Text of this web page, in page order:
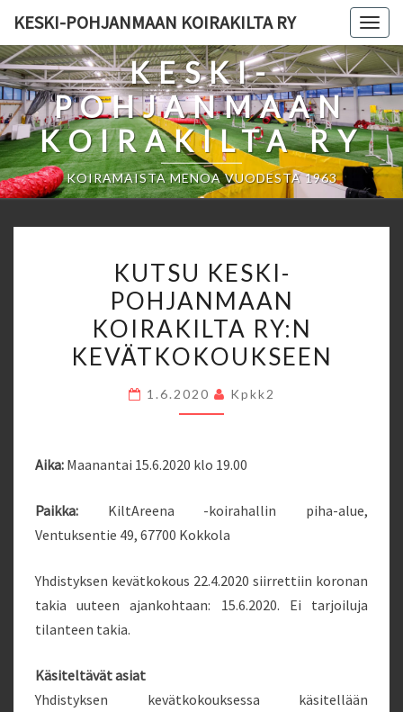
content
KESKI-POHJANMAAN KOIRAKILTA RY
KESKI-
POHJANMAAN
KOIRAKILTA RY
KOIRAMAISTA MENOA VUODESTA 1963
KESKI-
POHJANMAAN
KOIRAKILTA
RY:N
KUTSU KESKI-
POHJANMAAN
KOIRAKILTA RY:N
KEVÄTKOKOUKSEEN
1.6.2020 Kpkk2
Aika: Maanantai 15.6.2020 klo 19.00
Paikka: KiltAreena -koirahallin piha-alue,
Ventuksentie 49, 67700 Kokkola
Yhdistyksen kevätkokous 22.4.2020 siirrettiin koronan
takia uuteen ajankohtaan: 15.6.2020. Ei tarjoiluja
tilanteen takia.
Käsiteltävät asiat
Yhdistyksen kevätkokouksessa käsitellään